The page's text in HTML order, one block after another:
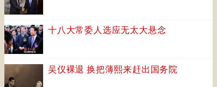
十八大常委人选应无太大悬念
吴仪裸退 换把薄熙来赶出国务院